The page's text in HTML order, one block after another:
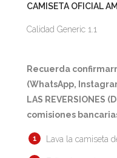
CAMISETA OFICIAL
Calidad Generic 1.1
Recuerda
(WhatsApp,
LAS
comisiones
Lava la camiseta